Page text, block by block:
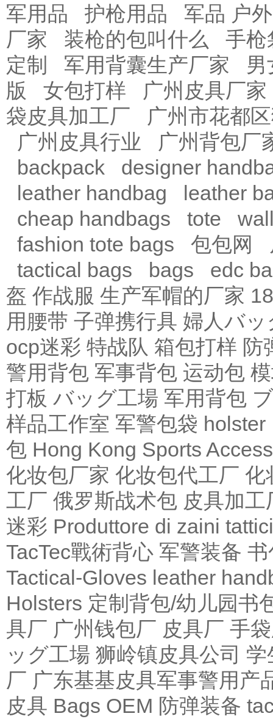
军用品 护枪用品
军品 户外
厂家
装枪的包叫什么
手枪
定制
军用背囊生产厂家
版
女包打样
广州皮具厂家
袋皮具加工厂
广州市花都
广州皮具行业
广州背包厂
backpack
designer
leather handbag
leather
cheap handbags
tote
fashion tote bags
包包网
tactical bags
bags
edc
盔 作战服 生产军帽的厂家
用腰带 子弹携行具 婦人バ
ocp迷彩 特战队 箱包打样 防
警用背包 军事背包 运动包
打板 バッグ工場 军用背包
样品工作室 军警包袋 holster
包 Hong Kong Sports
化妆包厂家 化妆包代工厂 化
工厂 俄罗斯战术包 皮具加工
迷彩 Produttore di zaini tattici
TacTec戰術背心 军警装备 书
Tactical-Gloves leather
Holsters 定制背包/幼儿园书
具厂 广州钱包厂 皮具厂 手
ッグ工場 狮岭镇皮具公司 学
厂 广东基基皮具军事警用产
皮具 Bags OEM 防弹装备